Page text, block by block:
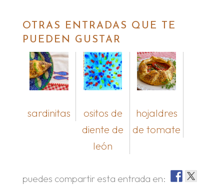
OTRAS ENTRADAS QUE TE
PUEDEN GUSTAR
sardinitas
ositos de
diente de
león
hojaldres
de tomate
puedes compartir esta entrada en: